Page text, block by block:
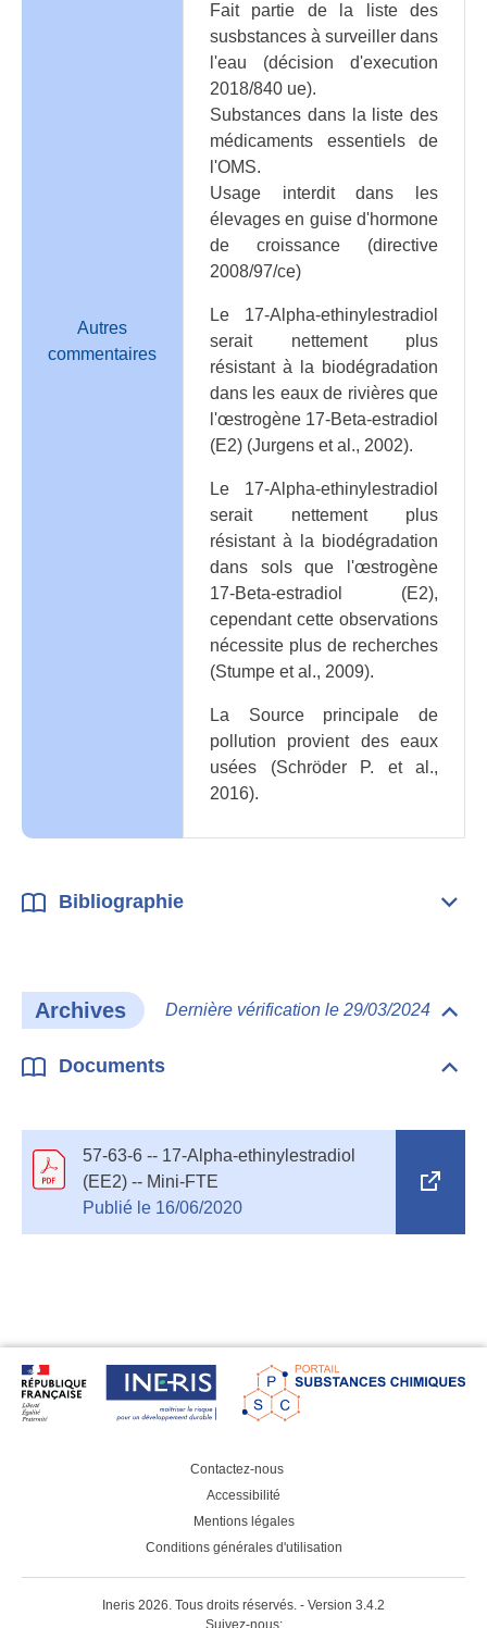
Autres
commentaires
Fait partie de la liste des
susbstances à surveiller dans
l'eau (décision d'execution
2018/840 ue).
Substances dans la liste des
médicaments essentiels de
l'OMS.
Usage interdit dans les
élevages en guise d'hormone
de croissance (directive
2008/97/ce)
Le 17-Alpha-ethinylestradiol
serait nettement plus
résistant à la biodégradation
dans les eaux de rivières que
l'œstrogène 17-Beta-estradiol
(E2) (Jurgens et al., 2002).
Le 17-Alpha-ethinylestradiol
serait nettement plus
résistant à la biodégradation
dans sols que l'œstrogène
17-Beta-estradiol (E2),
cependant cette observations
nécessite plus de recherches
(Stumpe et al., 2009).
La Source principale de
pollution provient des eaux
usées (Schröder P. et al.,
2016).
Bibliographie
Archives Dernière vérification le 29/03/2024
Documents
57-63-6 -- 17-Alpha-ethinylestradiol
(EE2) -- Mini-FTE
Publié le 16/06/2020
new
Contactez-nous
Accessibilité
Mentions légales
Conditions générales d'utilisation
Ineris 2026. Tous droits réservés. - Version 3.4.2
Suivez-nous: